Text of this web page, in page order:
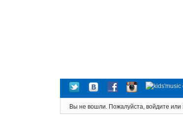
Вы не вошли. Пожалуйста, войдите или